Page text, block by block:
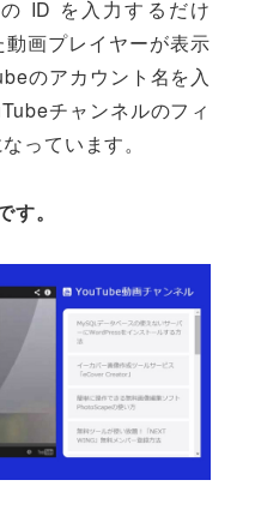
ID を入力するだけ
画プレイヤーが表示
のアカウント名を入
チャンネルのフィ
っています。
。